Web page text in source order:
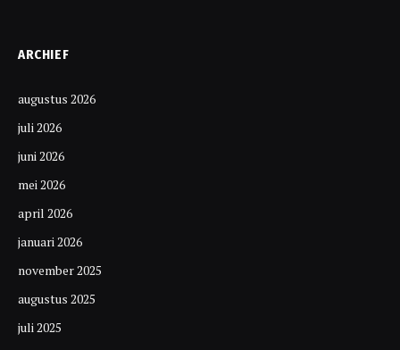
ARCHIEF
augustus 2026
juli 2026
juni 2026
mei 2026
april 2026
januari 2026
november 2025
augustus 2025
juli 2025